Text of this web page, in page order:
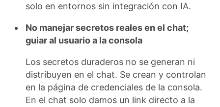
solo en entornos sin integración con IA.
No manejar secretos reales en el chat;
guiar al usuario a la consola
Los secretos duraderos no se generan ni
distribuyen en el chat. Se crean y controlan
en la página de credenciales de la consola.
En el chat solo damos un link directo a la